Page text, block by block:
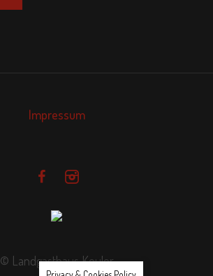
Impressum
© Landgasthaus Keuler